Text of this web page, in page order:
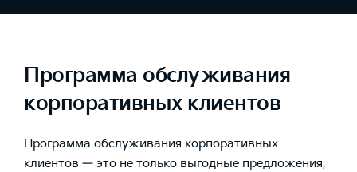
Программа обслуживания
корпоративных клиентов
Программа обслуживания корпоративных
клиентов — это не только выгодные предложения,